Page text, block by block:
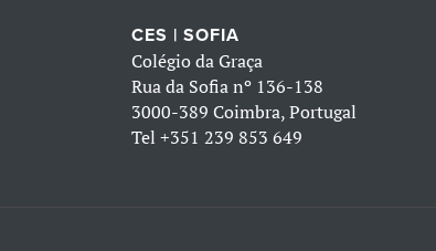
CES | SOFIA
Colégio da Graça
Rua da Sofia nº 136-138
3000-389 Coimbra, Portugal
Tel +351 239 853 649